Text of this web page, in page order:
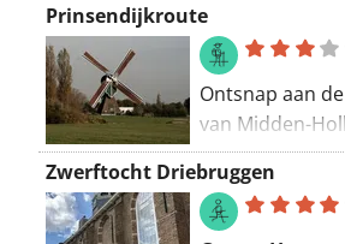
Prinsendijkroute
Ontsnap aan
van Midden-
hikingroute.
wandeling, die
kom je langs
Zwerftocht Driebruggen